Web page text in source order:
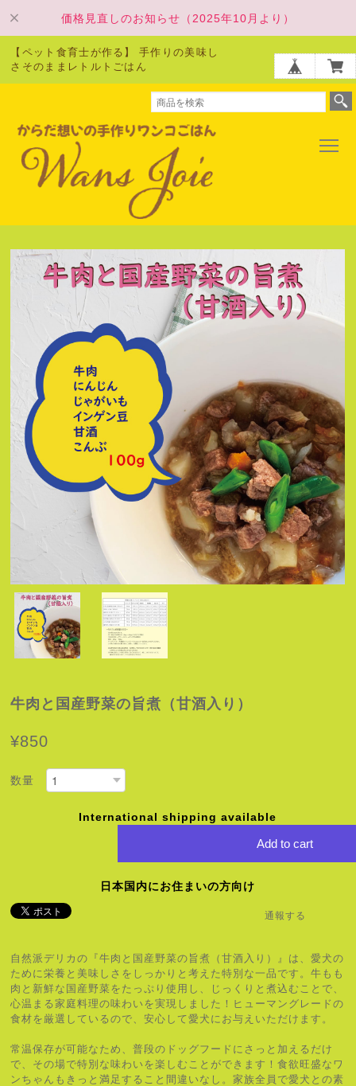
価格見直しのお知らせ（2025年10月より）
【ペット食育士が作る】 手作りの美味し
さそのままレトルトごはん
牛肉と国産野菜の旨煮（甘酒入り）
¥850
数量
International shipping available
Add to cart
日本国内にお住まいの方向け
通報する
自然派デリカの『牛肉と国産野菜の旨煮（甘酒入り）』は、愛犬の
ために栄養と美味しさをしっかりと考えた特別な一品です。牛もも
肉と新鮮な国産野菜をたっぷり使用し、じっくりと煮込むことで、
心温まる家庭料理の味わいを実現しました！ヒューマングレードの
食材を厳選しているので、安心して愛犬にお与えいただけます。
常温保存が可能なため、普段のドッグフードにさっと加えるだけ
で、その場で特別な味わいを楽しむことができます！食欲旺盛なワ
ンちゃんもきっと満足すること間違いなし。家族全員で愛犬との素